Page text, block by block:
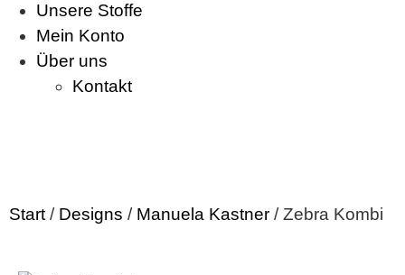
Unsere Stoffe
Mein Konto
Über uns
Kontakt
Start / Designs / Manuela Kastner / Zebra Kombi